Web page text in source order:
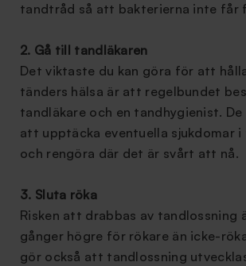
tandtråd så att bakterierna inte får
2. Gå till tandläkaren
Det viktaste du kan göra för att
tänders hälsa är att regelbundet
tandläkare och en tandhygienist. De
att upptäcka eventuella sjukdomar i
och rengöra där det är svårt att nå.
3. Sluta röka
Risken att drabbas av tandlossning
gånger högre för rökare än icke-
gör också att tandlossning